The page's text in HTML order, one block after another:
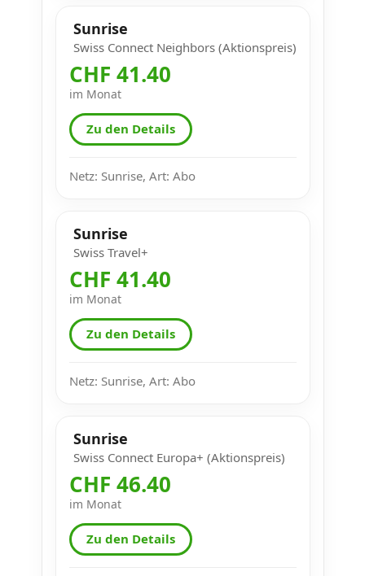
Sunrise
Swiss Connect Neighbors (Aktionspreis)
CHF 41.40
im Monat
Zu den Details
Netz: Sunrise, Art: Abo
Sunrise
Swiss Travel+
CHF 41.40
im Monat
Zu den Details
Netz: Sunrise, Art: Abo
Sunrise
Swiss Connect Europa+ (Aktionspreis)
CHF 46.40
im Monat
Zu den Details